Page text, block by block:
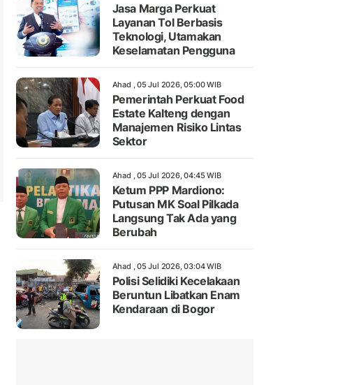
Jasa Marga Perkuat
Layanan Tol Berbasis
Teknologi, Utamakan
Keselamatan Pengguna
Ahad , 05 Jul 2026, 05:00 WIB
Pemerintah Perkuat Food
Estate Kalteng dengan
Manajemen Risiko Lintas
Sektor
Ahad , 05 Jul 2026, 04:45 WIB
Ketum PPP Mardiono:
Putusan MK Soal Pilkada
Langsung Tak Ada yang
Berubah
Ahad , 05 Jul 2026, 03:04 WIB
Polisi Selidiki Kecelakaan
Beruntun Libatkan Enam
Kendaraan di Bogor